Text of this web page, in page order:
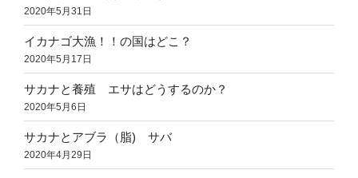
2020年5月31日
イカナゴ大漁！！の国はどこ？
2020年5月17日
サカナと養殖 エサはどうするのか？
2020年5月6日
サカナとアブラ（脂) サバ
2020年4月29日